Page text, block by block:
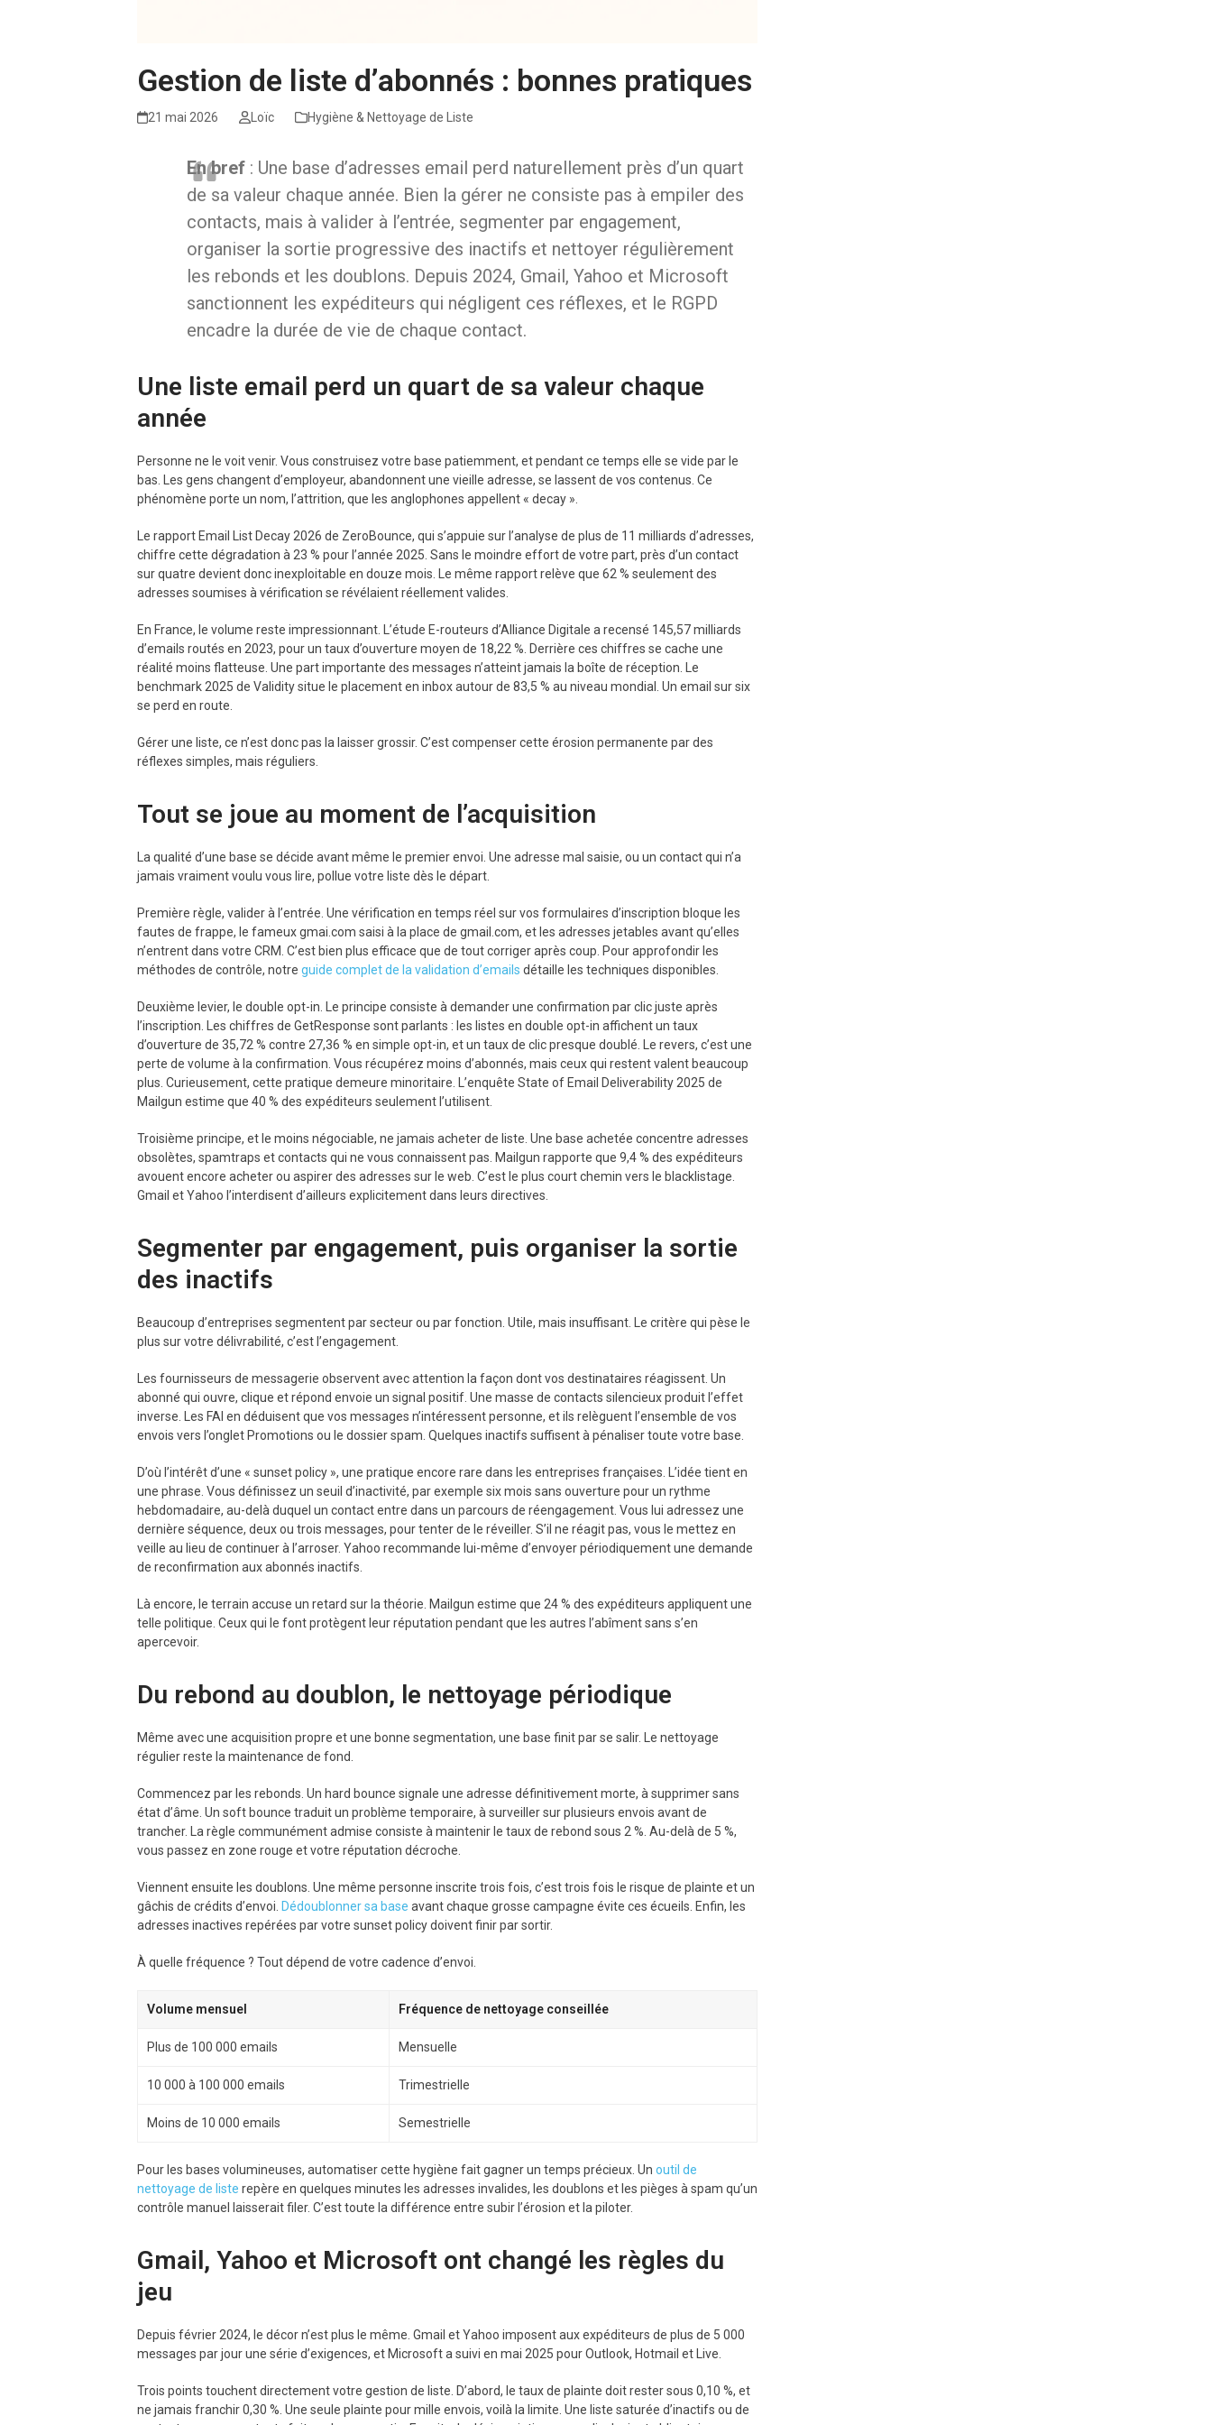
Gestion de liste d’abonnés : bonnes pratiques
21 mai 2026 Loïc Hygiène & Nettoyage de Liste
En bref : Une base d’adresses email perd naturellement près d’un quart
de sa valeur chaque année. Bien la gérer ne consiste pas à empiler des
contacts, mais à valider à l’entrée, segmenter par engagement,
organiser la sortie progressive des inactifs et nettoyer régulièrement
les rebonds et les doublons. Depuis 2024, Gmail, Yahoo et Microsoft
sanctionnent les expéditeurs qui négligent ces réflexes, et le RGPD
encadre la durée de vie de chaque contact.
Une liste email perd un quart de sa valeur chaque
année
Personne ne le voit venir. Vous construisez votre base patiemment, et pendant ce temps elle se vide par le
bas. Les gens changent d’employeur, abandonnent une vieille adresse, se lassent de vos contenus. Ce
phénomène porte un nom, l’attrition, que les anglophones appellent « decay ».
Le rapport Email List Decay 2026 de ZeroBounce, qui s’appuie sur l’analyse de plus de 11 milliards d’adresses,
chiffre cette dégradation à 23 % pour l’année 2025. Sans le moindre effort de votre part, près d’un contact
sur quatre devient donc inexploitable en douze mois. Le même rapport relève que 62 % seulement des
adresses soumises à vérification se révélaient réellement valides.
En France, le volume reste impressionnant. L’étude E-routeurs d’Alliance Digitale a recensé 145,57 milliards
d’emails routés en 2023, pour un taux d’ouverture moyen de 18,22 %. Derrière ces chiffres se cache une
réalité moins flatteuse. Une part importante des messages n’atteint jamais la boîte de réception. Le
benchmark 2025 de Validity situe le placement en inbox autour de 83,5 % au niveau mondial. Un email sur six
se perd en route.
Gérer une liste, ce n’est donc pas la laisser grossir. C’est compenser cette érosion permanente par des
réflexes simples, mais réguliers.
Tout se joue au moment de l’acquisition
La qualité d’une base se décide avant même le premier envoi. Une adresse mal saisie, ou un contact qui n’a
jamais vraiment voulu vous lire, pollue votre liste dès le départ.
Première règle, valider à l’entrée. Une vérification en temps réel sur vos formulaires d’inscription bloque les
fautes de frappe, le fameux gmai.com saisi à la place de gmail.com, et les adresses jetables avant qu’elles
n’entrent dans votre CRM. C’est bien plus efficace que de tout corriger après coup. Pour approfondir les
méthodes de contrôle, notre guide complet de la validation d’emails détaille les techniques disponibles.
Deuxième levier, le double opt-in. Le principe consiste à demander une confirmation par clic juste après
l’inscription. Les chiffres de GetResponse sont parlants : les listes en double opt-in affichent un taux
d’ouverture de 35,72 % contre 27,36 % en simple opt-in, et un taux de clic presque doublé. Le revers, c’est une
perte de volume à la confirmation. Vous récupérez moins d’abonnés, mais ceux qui restent valent beaucoup
plus. Curieusement, cette pratique demeure minoritaire. L’enquête State of Email Deliverability 2025 de
Mailgun estime que 40 % des expéditeurs seulement l’utilisent.
Troisième principe, et le moins négociable, ne jamais acheter de liste. Une base achetée concentre adresses
obsolètes, spamtraps et contacts qui ne vous connaissent pas. Mailgun rapporte que 9,4 % des expéditeurs
avouent encore acheter ou aspirer des adresses sur le web. C’est le plus court chemin vers le blacklistage.
Gmail et Yahoo l’interdisent d’ailleurs explicitement dans leurs directives.
Segmenter par engagement, puis organiser la sortie
des inactifs
Beaucoup d’entreprises segmentent par secteur ou par fonction. Utile, mais insuffisant. Le critère qui pèse le
plus sur votre délivrabilité, c’est l’engagement.
Les fournisseurs de messagerie observent avec attention la façon dont vos destinataires réagissent. Un
abonné qui ouvre, clique et répond envoie un signal positif. Une masse de contacts silencieux produit l’effet
inverse. Les FAI en déduisent que vos messages n’intéressent personne, et ils relèguent l’ensemble de vos
envois vers l’onglet Promotions ou le dossier spam. Quelques inactifs suffisent à pénaliser toute votre base.
D’où l’intérêt d’une « sunset policy », une pratique encore rare dans les entreprises françaises. L’idée tient en
une phrase. Vous définissez un seuil d’inactivité, par exemple six mois sans ouverture pour un rythme
hebdomadaire, au-delà duquel un contact entre dans un parcours de réengagement. Vous lui adressez une
dernière séquence, deux ou trois messages, pour tenter de le réveiller. S’il ne réagit pas, vous le mettez en
veille au lieu de continuer à l’arroser. Yahoo recommande lui-même d’envoyer périodiquement une demande
de reconfirmation aux abonnés inactifs.
Là encore, le terrain accuse un retard sur la théorie. Mailgun estime que 24 % des expéditeurs appliquent une
telle politique. Ceux qui le font protègent leur réputation pendant que les autres l’abîment sans s’en
apercevoir.
Du rebond au doublon, le nettoyage périodique
Même avec une acquisition propre et une bonne segmentation, une base finit par se salir. Le nettoyage
régulier reste la maintenance de fond.
Commencez par les rebonds. Un hard bounce signale une adresse définitivement morte, à supprimer sans
état d’âme. Un soft bounce traduit un problème temporaire, à surveiller sur plusieurs envois avant de
trancher. La règle communément admise consiste à maintenir le taux de rebond sous 2 %. Au-delà de 5 %,
vous passez en zone rouge et votre réputation décroche.
Viennent ensuite les doublons. Une même personne inscrite trois fois, c’est trois fois le risque de plainte et un
gâchis de crédits d’envoi. Dédoublonner sa base avant chaque grosse campagne évite ces écueils. Enfin, les
adresses inactives repérées par votre sunset policy doivent finir par sortir.
À quelle fréquence ? Tout dépend de votre cadence d’envoi.
Volume mensuel Fréquence de nettoyage conseillée
Plus de 100 000 emails Mensuelle
10 000 à 100 000 emails Trimestrielle
Moins de 10 000 emails Semestrielle
Pour les bases volumineuses, automatiser cette hygiène fait gagner un temps précieux. Un outil de
nettoyage de liste repère en quelques minutes les adresses invalides, les doublons et les pièges à spam qu’un
contrôle manuel laisserait filer. C’est toute la différence entre subir l’érosion et la piloter.
Gmail, Yahoo et Microsoft ont changé les règles du
jeu
Depuis février 2024, le décor n’est plus le même. Gmail et Yahoo imposent aux expéditeurs de plus de 5 000
messages par jour une série d’exigences, et Microsoft a suivi en mai 2025 pour Outlook, Hotmail et Live.
Trois points touchent directement votre gestion de liste. D’abord, le taux de plainte doit rester sous 0,10 %, et
ne jamais franchir 0,30 %. Une seule plainte pour mille envois, voilà la limite. Une liste saturée d’inactifs ou de